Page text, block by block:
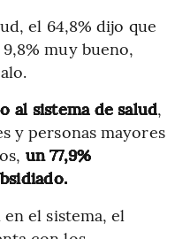
el 64,8% dijo que
muy bueno,
al sistema de salud,
y personas mayores
un 77,9%
el sistema, el